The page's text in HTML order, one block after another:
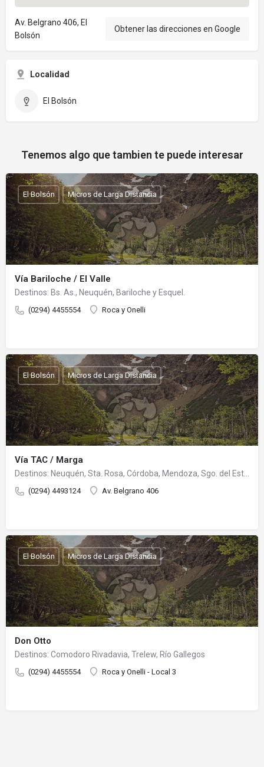
Av. Belgrano 406, El
Bolsón
Obtener las direcciones en Google
Localidad
El Bolsón
Tenemos algo que tambien te puede interesar
Vía Bariloche / El Valle
Destinos: Bs. As., Neuquén, Bariloche y Esquel.
(0294) 4455554 Roca y Onelli
El Bolsón Micros de Larga Distancia
Vía TAC / Marga
(0294) 4493124 Av. Belgrano 406
El Bolsón Micros de Larga Distancia
Don Otto
Destinos: Comodoro Rivadavia, Trelew, Río Gallegos
(0294) 4455554 Roca y Onelli - Local 3
El Bolsón Micros de Larga Distancia